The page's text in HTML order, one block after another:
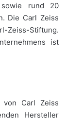
rund 20
Die Carl Zeiss
Zeiss-Stiftung.
ist
von Carl Zeiss
Hersteller